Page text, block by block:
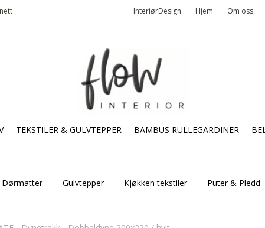
InteriørDesign Hjem Om oss
TEKSTILER & GULVTEPPER BAMBUS RULLEGARDINER
Dørmatter Gulvtepper Kjøkken tekstiler Puter & Pledd